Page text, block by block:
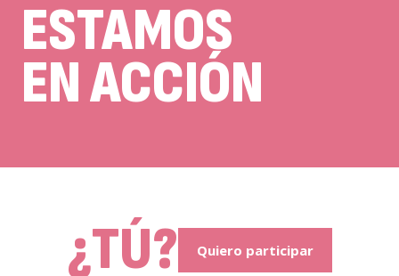
la
ESTAMOS
EN ACCIÓN
¿TÚ? Quiero participar